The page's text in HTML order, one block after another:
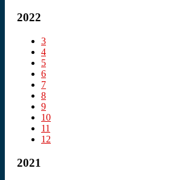
2022
3
4
5
6
7
8
9
10
11
12
2021